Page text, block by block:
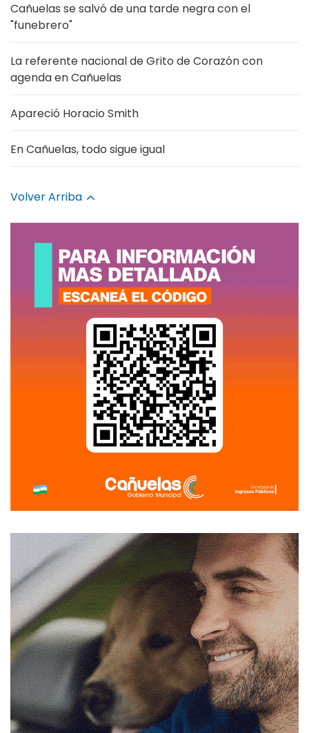
Cañuelas se salvó de una tarde negra con el
"funebrero"
La referente nacional de Grito de Corazón con
agenda en Cañuelas
Apareció Horacio Smith
En Cañuelas, todo sigue igual
Volver Arriba